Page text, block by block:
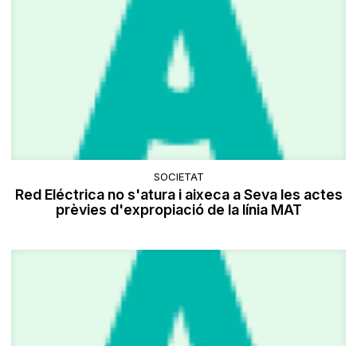
SOCIETAT
Red Eléctrica no s'atura i aixeca a Seva les actes
prèvies d'expropiació de la línia MAT